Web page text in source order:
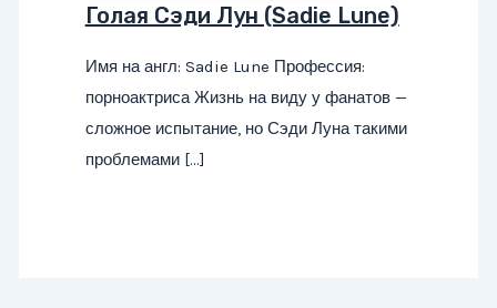
Голая Сэди Лун (Sadie Lune)
Имя на англ: Sadie Lune Профессия:
порноактриса Жизнь на виду у фанатов —
сложное испытание, но Сэди Луна такими
проблемами […]